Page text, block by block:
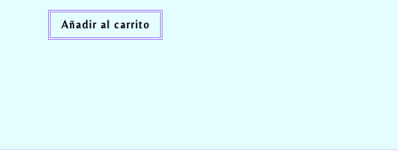
Añadir al carrito